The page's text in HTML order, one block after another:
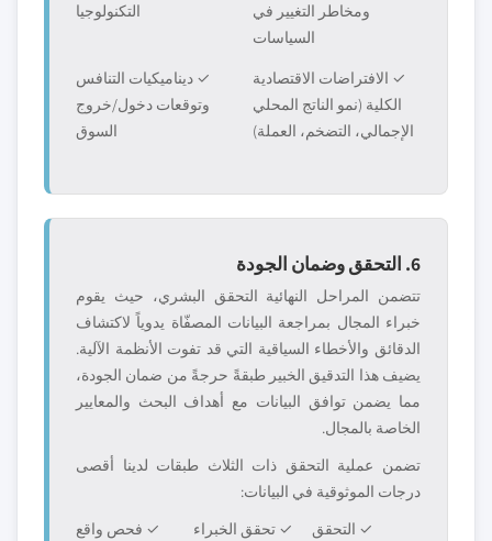
ومخاطر التغيير في
السياسات
التكنولوجيا
✓ الافتراضات الاقتصادية
الكلية (نمو الناتج المحلي
الإجمالي، التضخم، العملة)
✓ ديناميكيات التنافس
وتوقعات دخول/خروج
السوق
6. التحقق وضمان الجودة
تتضمن المراحل النهائية التحقق البشري، حيث يقوم
خبراء المجال بمراجعة البيانات المصفّاة يدوياً لاكتشاف
الدقائق والأخطاء السياقية التي قد تفوت الأنظمة الآلية.
يضيف هذا التدقيق الخبير طبقةً حرجةً من ضمان الجودة،
مما يضمن توافق البيانات مع أهداف البحث والمعايير
الخاصة بالمجال.
تضمن عملية التحقق ذات الثلاث طبقات لدينا أقصى
درجات الموثوقية في البيانات:
✓ التحقق
✓ تحقق الخبراء ✓ فحص واقع